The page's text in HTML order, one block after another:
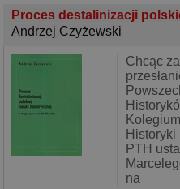
Proces destalinizacji
Andrzej Czyżewski
Chcąc
Historyki
PTH
na